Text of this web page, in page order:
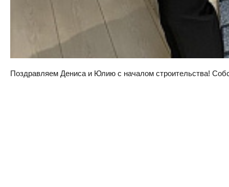
Поздравляем Дениса и Юлию с началом строительства!